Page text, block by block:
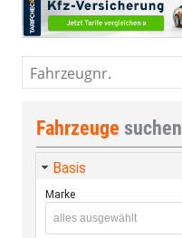
Fahrzeugnr.
Fahrzeuge suchen
Basis
Marke
alles ausgewählt